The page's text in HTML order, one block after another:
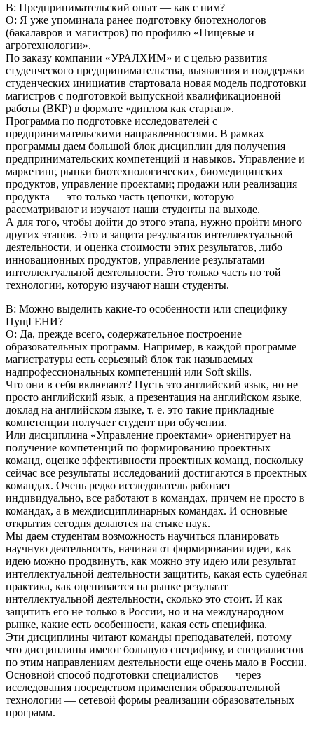
В: Предпринимательский опыт — как с ним?
О: Я уже упоминала ранее подготовку биотехнологов
(бакалавров и магистров) по профилю «Пищевые и
агротехнологии».
По заказу компании «УРАЛХИМ» и с целью развития
студенческого предпринимательства, выявления и поддержки
студенческих инициатив стартовала новая модель подготовки
магистров с подготовкой выпускной квалификационной
работы (ВКР) в формате «диплом как стартап».
Программа по подготовке исследователей с
предпринимательскими направленностями. В рамках
программы даем большой блок дисциплин для получения
предпринимательских компетенций и навыков. Управление и
маркетинг, рынки биотехнологических, биомедицинских
продуктов, управление проектами; продажи или реализация
продукта — это только часть цепочки, которую
рассматривают и изучают наши студенты на выходе.
А для того, чтобы дойти до этого этапа, нужно пройти много
других этапов. Это и защита результатов интеллектуальной
деятельности, и оценка стоимости этих результатов, либо
инновационных продуктов, управление результатами
интеллектуальной деятельности. Это только часть по той
технологии, которую изучают наши студенты.
В: Можно выделить какие-то особенности или специфику
ПущГЕНИ?
О: Да, прежде всего, содержательное построение
образовательных программ. Например, в каждой программе
магистратуры есть серьезный блок так называемых
надпрофессиональных компетенций или Soft skills.
Что они в себя включают? Пусть это английский язык, но не
просто английский язык, а презентация на английском языке,
доклад на английском языке, т. е. это такие прикладные
компетенции получает студент при обучении.
Или дисциплина «Управление проектами» ориентирует на
получение компетенций по формированию проектных
команд, оценке эффективности проектных команд, поскольку
сейчас все результаты исследований достигаются в проектных
командах. Очень редко исследователь работает
индивидуально, все работают в командах, причем не просто в
командах, а в междисциплинарных командах. И основные
открытия сегодня делаются на стыке наук.
Мы даем студентам возможность научиться планировать
научную деятельность, начиная от формирования идеи, как
идею можно продвинуть, как можно эту идею или результат
интеллектуальной деятельности защитить, какая есть судебная
практика, как оценивается на рынке результат
интеллектуальной деятельности, сколько это стоит. И как
защитить его не только в России, но и на международном
рынке, какие есть особенности, какая есть специфика.
Эти дисциплины читают команды преподавателей, потому
что дисциплины имеют большую специфику, и специалистов
по этим направлениям деятельности еще очень мало в России.
Основной способ подготовки специалистов — через
исследования посредством применения образовательной
технологии — сетевой формы реализации образовательных
программ.